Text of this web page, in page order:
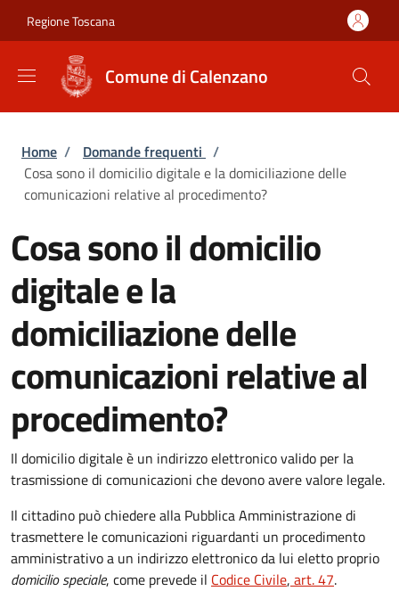
Regione Toscana
Comune di Calenzano
Briciole di pane
Home / Domande frequenti /
Cosa sono il domicilio digitale e la domiciliazione delle
comunicazioni relative al procedimento?
Cosa sono il domicilio
digitale e la
domiciliazione delle
comunicazioni relative al
procedimento?
Il domicilio digitale è un indirizzo elettronico valido per la
trasmissione di comunicazioni che devono avere valore legale.
Il cittadino può chiedere alla Pubblica Amministrazione di
trasmettere le comunicazioni riguardanti un procedimento
amministrativo a un indirizzo elettronico da lui eletto proprio
domicilio speciale, come prevede il Codice Civile, art. 47.